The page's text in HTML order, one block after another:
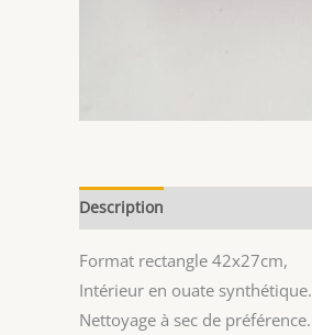
Description
Format rectangle 42x27cm,
Intérieur en ouate synthétique.
Nettoyage à sec de préférence.